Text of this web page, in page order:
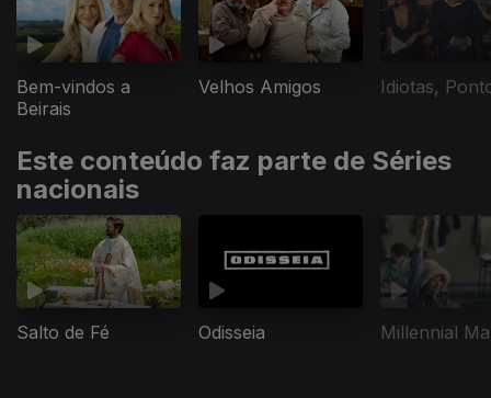
Bem-vindos a
Beirais
Velhos Amigos Idiotas,
Este conteúdo faz parte de Séries
nacionais
Salto de Fé Odisseia Millennial